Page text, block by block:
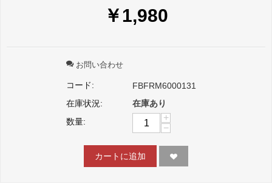
￥1,980
お問い合わせ
コード:
FBFRM6000131
在庫状況:
在庫あり
数量:
+
−
カートに追加